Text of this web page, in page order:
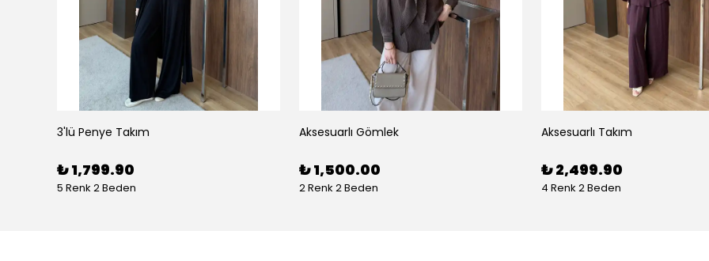
3'lü Penye Takım
₺ 1,799.90
5 Renk 2 Beden
Aksesuarlı Gömlek
₺ 1,500.00
2 Renk 2 Beden
Aksesuarlı Takım
₺ 2,499.90
4 Renk 2 Beden